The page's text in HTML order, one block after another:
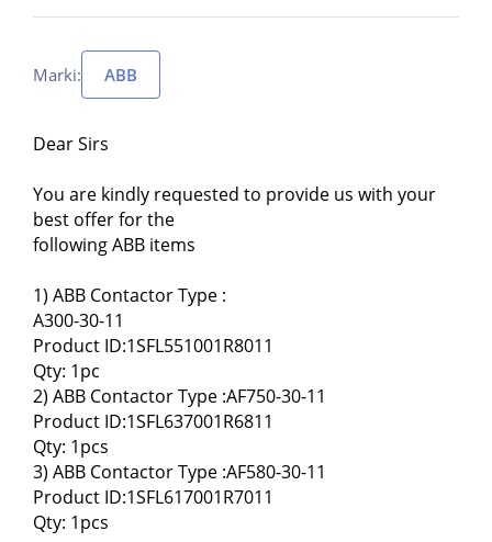
Marki: ABB
Dear Sirs
You are kindly requested to provide us with your
best offer for the
following ABB items
1) ABB Contactor Type :
A300-30-11
Product ID:1SFL551001R8011
Qty: 1pc
2) ABB Contactor Type :AF750-30-11
Product ID:1SFL637001R6811
Qty: 1pcs
3) ABB Contactor Type :AF580-30-11
Product ID:1SFL617001R7011
Qty: 1pcs